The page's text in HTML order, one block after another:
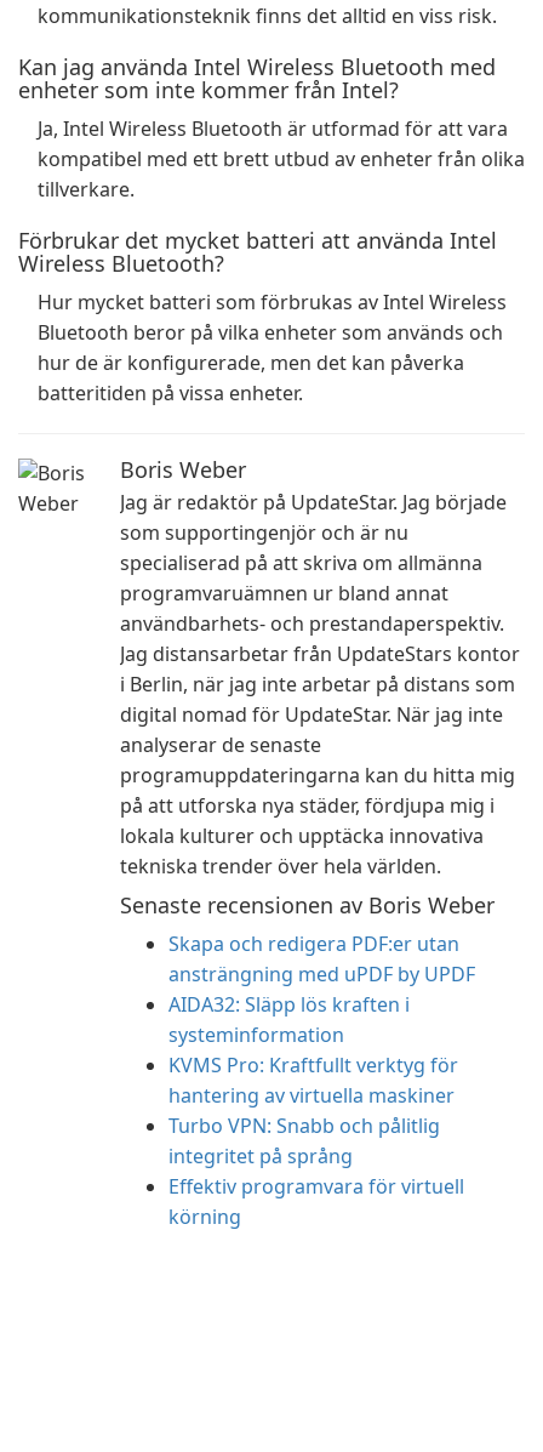
kommunikationsteknik finns det alltid en viss risk.
Kan jag använda Intel Wireless Bluetooth med
enheter som inte kommer från Intel?
Ja, Intel Wireless Bluetooth är utformad för att vara
kompatibel med ett brett utbud av enheter från olika
tillverkare.
Förbrukar det mycket batteri att använda Intel
Wireless Bluetooth?
Hur mycket batteri som förbrukas av Intel Wireless
Bluetooth beror på vilka enheter som används och
hur de är konfigurerade, men det kan påverka
batteritiden på vissa enheter.
Boris Weber
Jag är redaktör på UpdateStar. Jag började
som supportingenjör och är nu
specialiserad på att skriva om allmänna
programvaruämnen ur bland annat
användbarhets- och prestandaperspektiv.
Jag distansarbetar från UpdateStars kontor
i Berlin, när jag inte arbetar på distans som
digital nomad för UpdateStar. När jag inte
analyserar de senaste
programuppdateringarna kan du hitta mig
på att utforska nya städer, fördjupa mig i
lokala kulturer och upptäcka innovativa
tekniska trender över hela världen.
Senaste recensionen av Boris Weber
Skapa och redigera PDF:er utan
ansträngning med uPDF by UPDF
AIDA32: Släpp lös kraften i
systeminformation
KVMS Pro: Kraftfullt verktyg för
hantering av virtuella maskiner
Turbo VPN: Snabb och pålitlig
integritet på språng
Effektiv programvara för virtuell
körning